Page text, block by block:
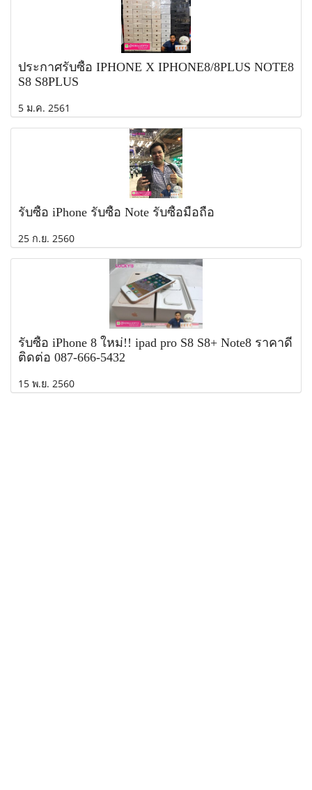
ประกาศรับซื้อ IPHONE X IPHONE8/8PLUS NOTE8
S8 S8PLUS
5 ม.ค. 2561
รับซื้อ iPhone รับซื้อ Note รับซื้อมือถือ
25 ก.ย. 2560
รับซื้อ iPhone 8 ใหม่!! ipad pro S8 S8+ Note8 ราคาดี
ติดต่อ 087-666-5432
15 พ.ย. 2560